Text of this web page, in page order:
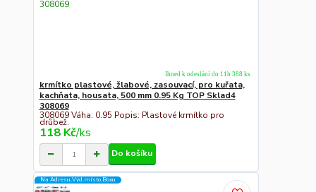
krmítko plastové, žlabové, zasouvací, pro kuřata,
kachňata, housata, 500 mm 0.95 Kg TOP Sklad4
308069
308069 Váha: 0.95 Popis: Plastové krmítko pro
drůbež.
118 Kč/ks
Ihned k odeslání do 11h 388 ks
Do košíku
Na Adresu,Výd.místo,Boxu